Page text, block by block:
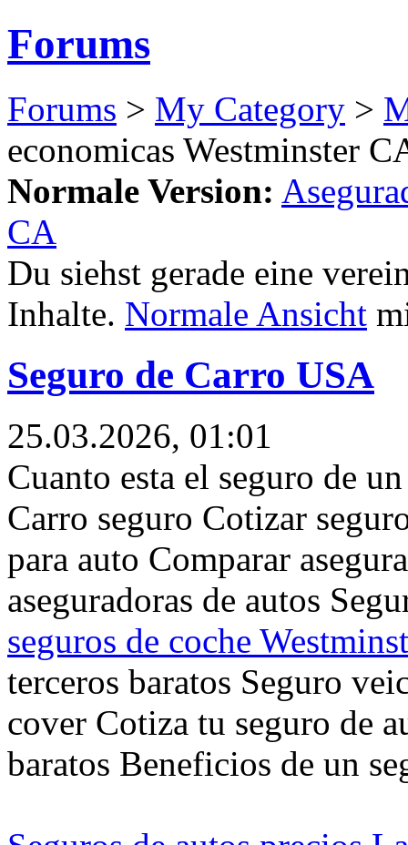
Forums
Forums > My Category >
economicas Westminster
Normale Version:
CA
Du siehst gerade eine
Inhalte. Normale Ansicht
Seguro de Carro USA
25.03.2026, 01:01
Cuanto esta el seguro de
Carro seguro Cotizar
para auto Comparar
aseguradoras de autos
seguros de coche
terceros baratos Seguro
cover Cotiza tu seguro de
baratos Beneficios de un